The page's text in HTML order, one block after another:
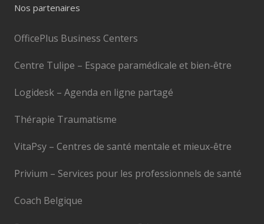
Nos partenaires
OfficePlus Business Centers
Centre Tulipe – Espace paramédicale et bien-être
Logidesk – Agenda en ligne partagé
Thérapie Traumatisme
VitaPsy – Centres de santé mentale et mieux-être
Privium – Services pour les professionnels de santé
Coach Belgique